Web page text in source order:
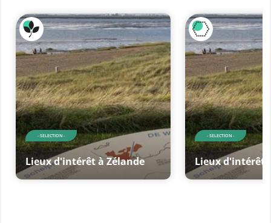
- SELECTION -
Lieux d'intérêt à Zélande
- SELECTION -
Lieux d'intérêt